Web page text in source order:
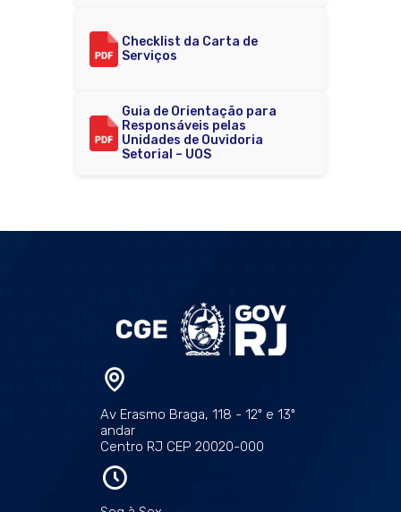
Checklist da Carta de
Serviços
Guia de Orientação para
Responsáveis pelas
Unidades de Ouvidoria
Setorial – UOS
Av Erasmo Braga, 118 - 12º e 13º
andar
Centro RJ CEP 20020-000